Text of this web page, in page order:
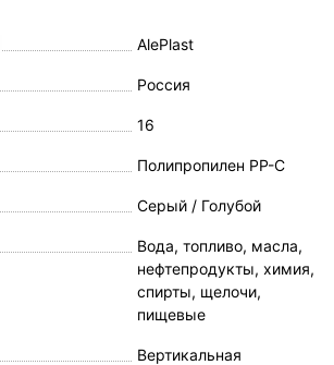
AlePlast
Россия
16
Полипропилен PP-C
Серый / Голубой
Вода, топливо, масла,
нефтепродукты, химия,
спирты, щелочи,
пищевые
Вертикальная